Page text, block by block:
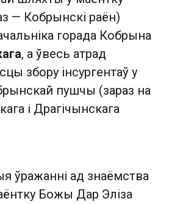
— Кобрынскі раён)
горада Кобрына
, а ўвесь атрад
збору інсургентаў у
пушчы (зараз на
і Драгічынскага
ўражанні ад знаёмства
Божы Дар Эліза